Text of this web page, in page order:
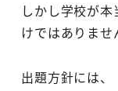
しかし学校が
けではありませ
出題方針には、